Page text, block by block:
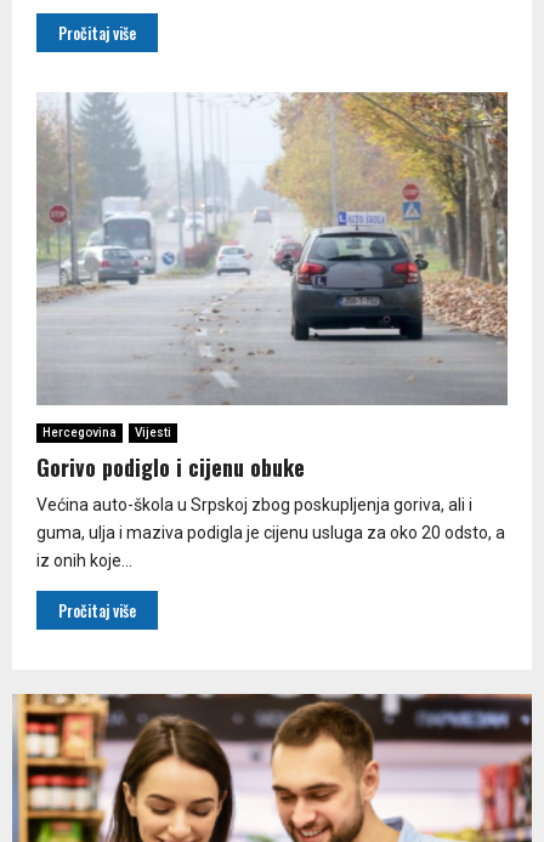
Pročitaj više
Hercegovina Vijesti
Gorivo podiglo i cijenu obuke
Većina auto-škola u Srpskoj zbog poskupljenja goriva, ali i
guma, ulja i maziva podigla je cijenu usluga za oko 20 odsto, a
iz onih koje...
Pročitaj više